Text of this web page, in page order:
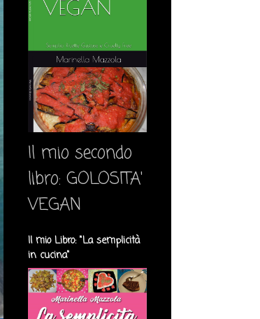
Il mio secondo
libro: GOLOSITA'
VEGAN
Il mio Libro: "La semplicità
in cucina"